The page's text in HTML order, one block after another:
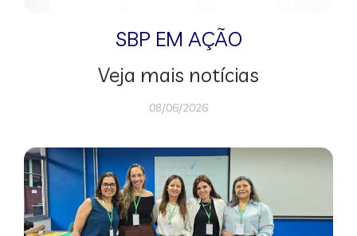
SBP EM AÇÃO
Veja mais notícias
08/06/2026